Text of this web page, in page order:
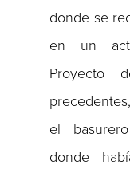
donde se
en un
Proyecto
el
donde